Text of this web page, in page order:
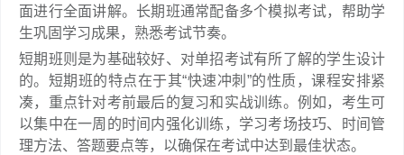
面进行全面讲解。长期班通常配备多个模拟考试，帮助学
生巩固学习成果，熟悉考试节奏。
短期班则是为基础较好、对单招考试有所了解的学生设计
的。短期班的特点在于其“快速冲刺”的性质，课程安排紧
凑，重点针对考前最后的复习和实战训练。例如，考生可
以集中在一周的时间内强化训练，学习考场技巧、时间管
理方法、答题要点等，以确保在考试中达到最佳状态。